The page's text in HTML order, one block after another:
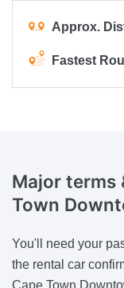
Approx.
Fastest
Major terms
Town
You'll need your
the rental car